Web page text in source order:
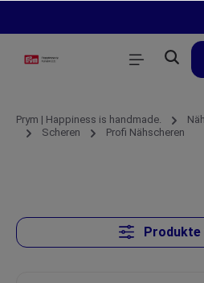
Prym | Happiness is handmade.
Scheren
Profi Nähscheren